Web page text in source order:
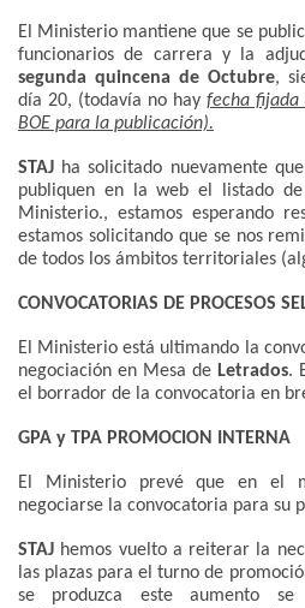
El Ministerio mantiene que se
funcionarios de carrera y la
segunda quincena de Octubre,
día 20, (todavía no hay fecha fijada
BOE para la publicación).
STAJ ha solicitado nuevamente
publiquen en la web el listado
Ministerio., estamos esperando
estamos solicitando que se nos
de todos los ámbitos territoriales
CONVOCATORIAS DE PROCESOS
El Ministerio está ultimando la
negociación en Mesa de Letrados.
el borrador de la convocatoria en
GPA y TPA PROMOCION INTERNA
El Ministerio prevé que en el
negociarse la convocatoria para su
STAJ hemos vuelto a reiterar la
las plazas para el turno de
se produzca este aumento se